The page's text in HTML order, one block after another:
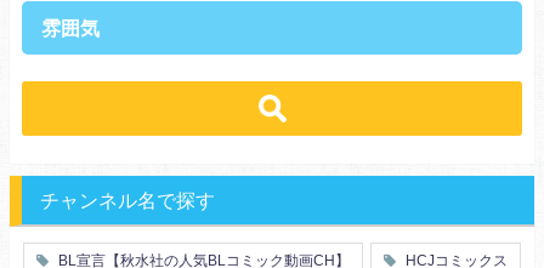
王族・貴族
俺様
エリート・ハイスぺ
芸能人
王子様
雰囲気
禁断・背徳
ロマンス
セフレ
初体験
調教
花嫁
義兄弟姉妹
チャンネル名で探す
BL宣言【秋水社の人気BLコミック動画CH】 HCJコミックス